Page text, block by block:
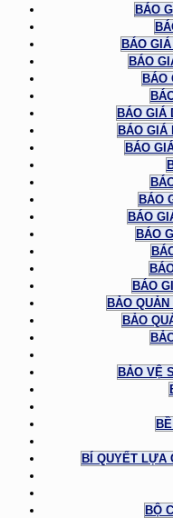
BÁO
BÁO
BÁO
BÁO
BÁO GIÁ
BÁO GIÁ
BÁO
BÁO
BÁO
BÁO
BÁO
BẢO
BẢO
BẢO VỆ
BÍ QUYẾT LỰA
BỘ